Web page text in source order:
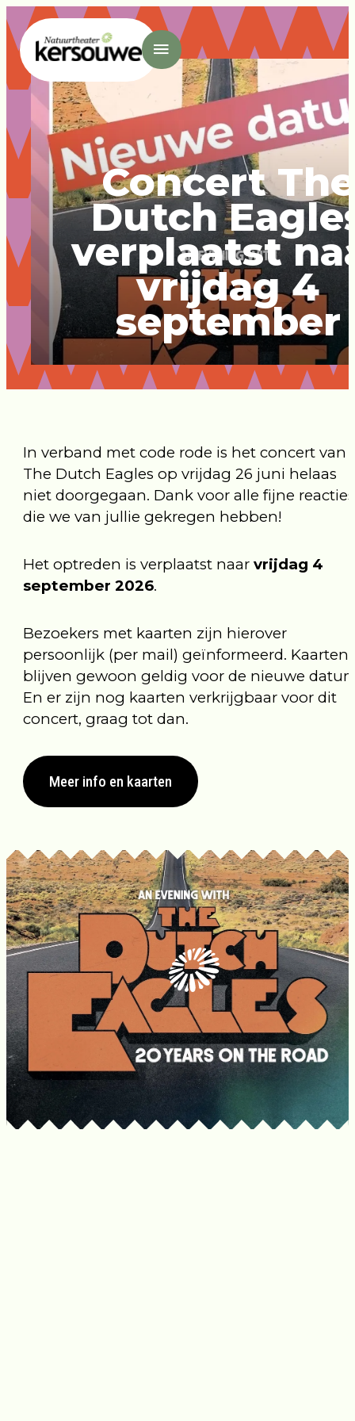
- Home pagina
Concert The
Dutch
verplaatst
vrijdag 4
september
In verband met code rode is het concert van
The Dutch Eagles op vrijdag 26 juni helaas
niet doorgegaan. Dank voor alle fijne reacties
die we van jullie gekregen hebben!
Het optreden is verplaatst naar vrijdag 4
september 2026.
Bezoekers met kaarten zijn hierover
persoonlijk (per mail) geïnformeerd. Kaarten
blijven gewoon geldig voor de nieuwe
En er zijn nog kaarten verkrijgbaar voor dit
concert, graag tot dan.
Meer info en kaarten